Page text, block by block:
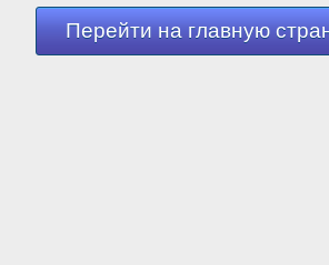
Перейти на главную